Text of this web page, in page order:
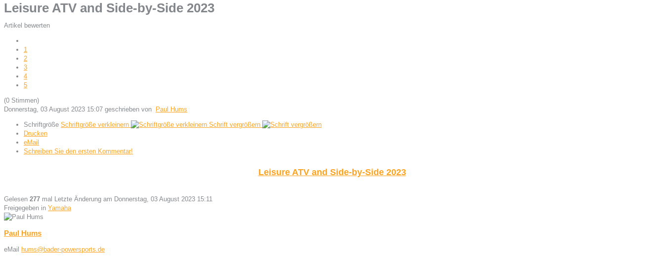
Leisure ATV and Side-by-Side 2023
Artikel bewerten
1
2
3
4
5
(0 Stimmen)
Donnerstag, 03 August 2023 15:07 geschrieben von Paul Hums
Schriftgröße Schriftgröße verkleinern
Schrift vergrößern
Drucken
eMail
Schreiben Sie den ersten Kommentar!
Leisure ATV and Side-by-Side 2023
Gelesen 277 mal Letzte Änderung am Donnerstag, 03 August 2023 15:11
Freigegeben in Yamaha
Paul Hums
eMail hums@bader-powersports.de